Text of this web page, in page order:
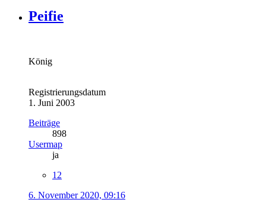
Peifie
König
Registrierungsdatum
1. Juni 2003
Beiträge
898
Usermap
ja
12
6. November 2020, 09:16